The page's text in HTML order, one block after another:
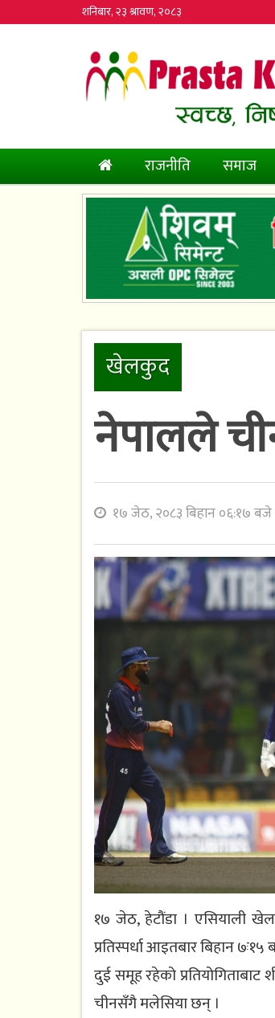
शनिबार, २३ श्रावण, २०८३
(current)
राजनीति समाज
खेलकुद
नेपालले
१७ जेठ, २०८३ बिहान ०६:१७ बजे
१७ जेठ, हेटौंडा । एसियाली
प्रतिस्पर्धा आइतबार बिहान
दुई समूह रहेको
चीनसँगै मलेसिया छन् ।